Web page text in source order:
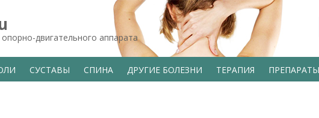
двигательного аппарата
СУСТАВЫ СПИНА ДРУГИЕ БОЛЕЗНИ ТЕРАПИЯ ПРЕПАРАТЫ